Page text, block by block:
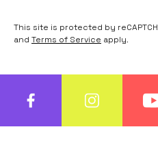
This site is protected by
and Terms of Service apply.